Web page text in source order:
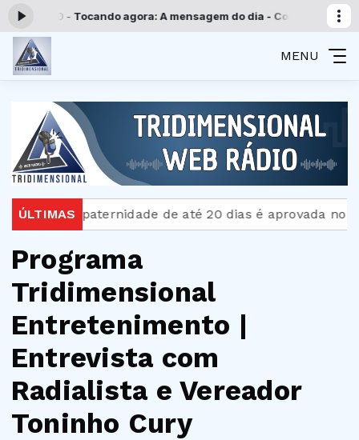
19:00 - Tocando agora: A mensagem do dia - Completo
MENU
ÚLTIMASpaternidade de até 20 dias é aprovada no
Programa
Tridimensional
Entretenimento |
Entrevista com
Radialista e Vereador
Toninho Cury